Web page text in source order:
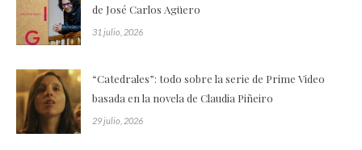
de José Carlos Agüero
31 julio, 2026
“Catedrales”: todo sobre la serie de Prime Video
basada en la novela de Claudia Piñeiro
29 julio, 2026